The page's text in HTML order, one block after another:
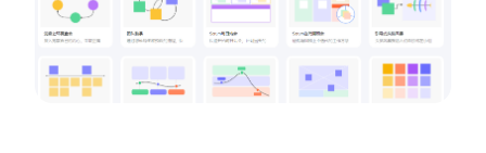
私有化部署
管理功能定制 · 专业部署方案
客户案例